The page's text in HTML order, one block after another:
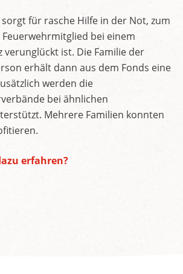
für rasche Hilfe in der Not, zum
bei einem
verunglückt ist. Die Familie der
erhält dann aus dem Fonds eine
werden die
bei ähnlichen
Mehrere Familien konnten
erfahren?